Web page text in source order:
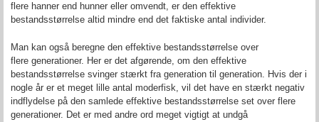
flere hanner end hunner eller omvendt, er den effektive
bestandsstørrelse altid mindre end det faktiske antal individer.
Man kan også beregne den effektive bestandsstørrelse over
flere generationer. Her er det afgørende, om den effektive
bestandsstørrelse svinger stærkt fra generation til generation. Hvis der i
nogle år er et meget lille antal moderfisk, vil det have en stærkt negativ
indflydelse på den samlede effektive bestandsstørrelse set over flere
generationer. Det er med andre ord meget vigtigt at undgå